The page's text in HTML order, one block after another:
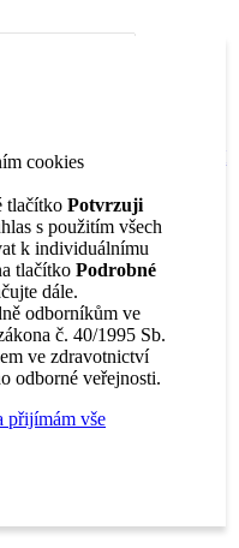
JOBS
cookies
tlačítko Potvrzuji
s použitím všech
k individuálnímu
tlačítkoPodrobné
dále.
odborníkům ve
č. 40/1995 Sb.
ve zdravotnictví
odborné veřejnosti.
přijímám vše